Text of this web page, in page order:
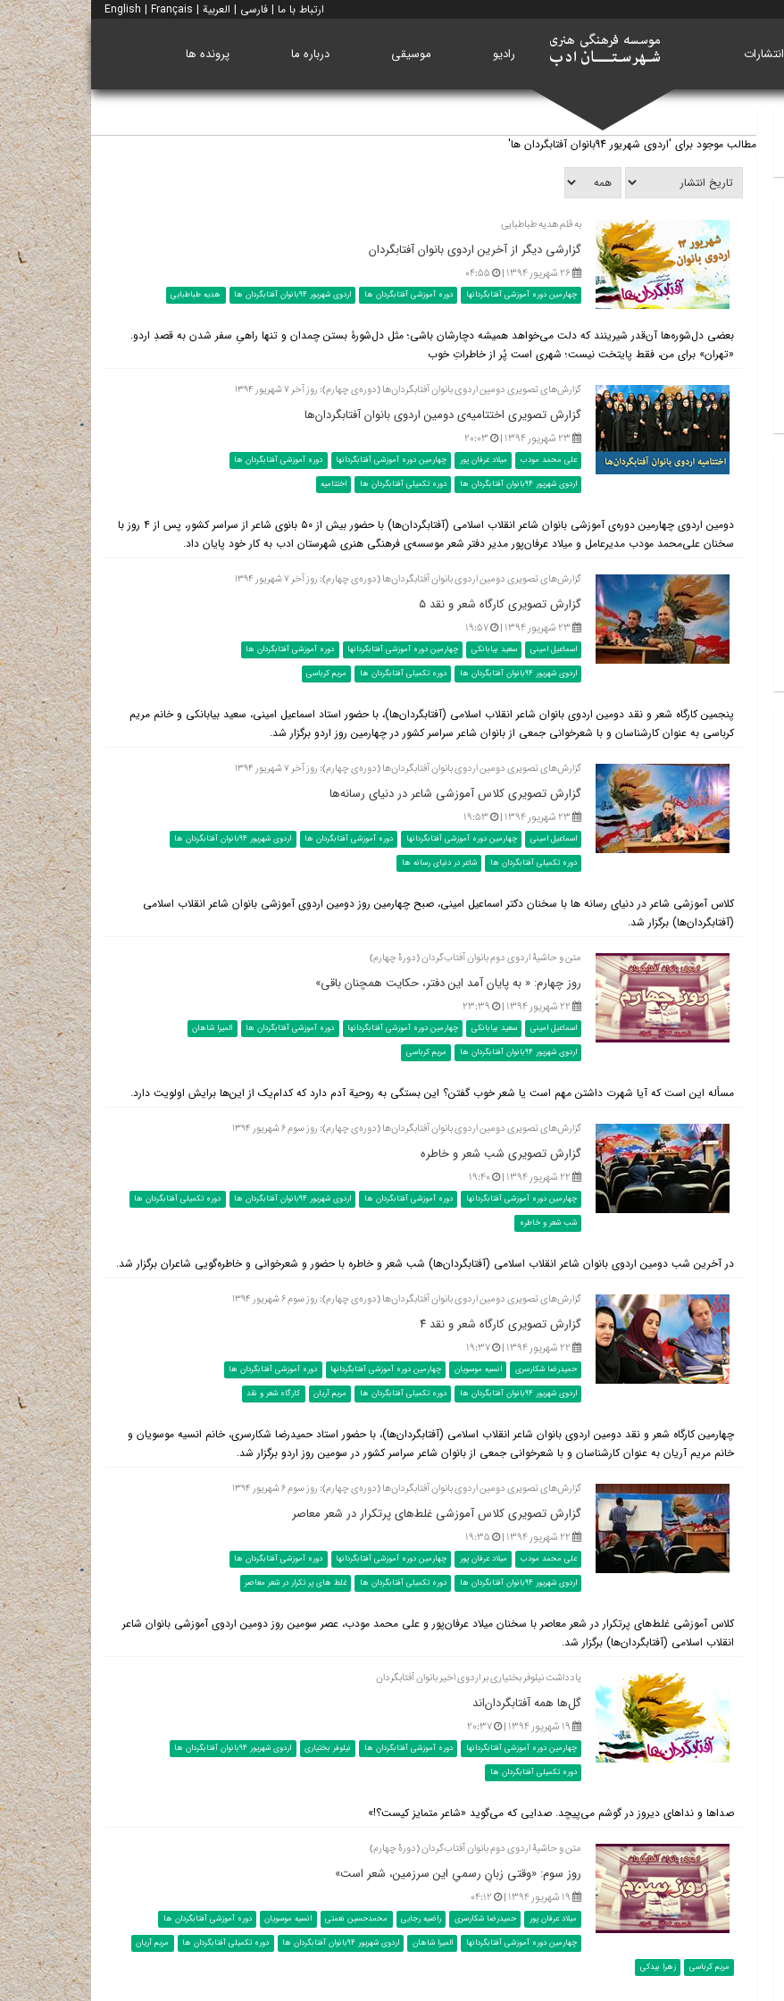
ارتباط با ما | فارسی | العربية |
English | Français
انتشارات خانه رادیو موسیقی درباره ما پرونده ها
مطالب موجود برای 'اردوی شهریور 94بانوان آفتابگردان ها'
به قلم هدیه طباطبایی
گزارشی دیگر از آخرین اردوی بانوان آفتابگردان
۲۶ شهریور ۱۳۹۴ | ۰۴:۵۵
چهارمین دوره آموزشی آفتابگردانها دوره آموزشی آفتابگردان ها اردوی شهریور 94بانوان آفتابگردان ها هدیه طباطبایی
بعضی دل‌شوره‌ها آن‌قدر شیرینند که دلت می‌خواهد همیشه دچارشان باشی؛ مثل دل‌شورۀ بستن چمدان و تنها راهیِ سفر شدن به قصدِ اردو.
«تهران» برای من، فقط پایتخت نیست؛ شهری است پُر از خاطراتِ خوب
گزارش‌های تصویری دومین اردوی بانوان آفتابگردان‌ها (دوره‌ی چهارم): روز آخر ۷ شهریور ۱۳۹۴
گزارش تصویری اختتامیه‌ی دومین اردوی بانوان آفتابگردان‌ها
۲۳ شهریور ۱۳۹۴ | ۲۰:۰۳
علی محمد مودب میلاد عرفان پور چهارمین دوره آموزشی آفتابگردانها
دوره آموزشی آفتابگردان ها
اردوی شهریور 94بانوان آفتابگردان ها
دوره تکمیلی آفتابگردان ها اختتامیه
دومین اردوی چهارمین دوره‌ی آموزشی بانوان شاعر انقلاب اسلامی (آفتابگردان‌ها) با حضور بیش از ۵۰ بانوی شاعر از سراسر کشور، پس از ۴ روز با
سخنان علی‌محمد مودب مدیرعامل و میلاد عرفان‌پور مدیر دفتر شعر موسسه‌ی فرهنگی هنری شهرستان ادب به کار خود پایان داد.
گزارش‌های تصویری دومین اردوی بانوان آفتابگردان‌ها (دوره‌ی چهارم): روز آخر ۷ شهریور ۱۳۹۴
گزارش تصویری کارگاه شعر و نقد ۵
۲۳ شهریور ۱۳۹۴ | ۱۹:۵۷
اسماعیل امینی سعید بیابانکی چهارمین دوره آموزشی آفتابگردانها
دوره آموزشی آفتابگردان ها
اردوی شهریور 94بانوان آفتابگردان ها
دوره تکمیلی آفتابگردان ها مریم کرباسی
پنجمین کارگاه شعر و نقد دومین اردوی بانوان شاعر انقلاب اسلامی (آفتابگردان‌ها)، با حضور استاد اسماعیل امینی، سعید بیابانکی و خانم مریم
کرباسی به عنوان کارشناسان و با شعرخوانی جمعی از بانوان شاعر سراسر کشور در چهارمین روز اردو برگزار شد.
گزارش‌های تصویری دومین اردوی بانوان آفتابگردان‌ها (دوره‌ی چهارم): روز آخر ۷ شهریور ۱۳۹۴
گزارش تصویری کلاس آموزشی شاعر در دنیای رسانه‌ها
۲۳ شهریور ۱۳۹۴ | ۱۹:۵۳
اسماعیل امینی چهارمین دوره آموزشی آفتابگردانها دوره آموزشی آفتابگردان ها
اردوی شهریور 94بانوان آفتابگردان ها
دوره تکمیلی آفتابگردان ها
شاعر در دنیای رسانه ها
کلاس آموزشی شاعر در دنیای رسانه ها با سخنان دکتر اسماعیل امینی، صبح چهارمین روز دومین اردوی آموزشی بانوان شاعر انقلاب اسلامی
(آفتابگردان‌ها) برگزار شد.
متن و حاشیۀ اردوی دوم بانوان آفتاب‌گردان (دورۀ چهارم)
روز چهارم: « به پایان آمد این دفتر، حکایت همچنان باقی»
۲۲ شهریور ۱۳۹۴ | ۲۳:۳۹
اسماعیل امینی سعید بیابانکی چهارمین دوره آموزشی آفتابگردانها دوره آموزشی آفتابگردان ها
المیرا شاهان
اردوی شهریور 94بانوان آفتابگردان ها
مریم کرباسی
مسأله این است که آیا شهرت داشتن مهم است یا شعر خوب گفتن؟ این بستگی به روحیة آدم دارد که کدام‌یک از این‌ها برایش اولویت دارد.
گزارش‌های تصویری دومین اردوی بانوان آفتابگردان‌ها (دوره‌ی چهارم): روز سوم ۶ شهریور ۱۳۹۴
گزارش تصویری شب شعر و خاطره
۲۲ شهریور ۱۳۹۴ | ۱۹:۴۰
چهارمین دوره آموزشی آفتابگردانها دوره آموزشی آفتابگردان ها اردوی شهریور 94بانوان آفتابگردان ها
دوره تکمیلی آفتابگردان ها
شب شعر و خاطره
در آخرین شب دومین اردوی بانوان شاعر انقلاب اسلامی (آفتابگردان‌ها) شب شعر و خاطره با حضور و شعرخوانی و خاطره‌گویی شاعران برگزار شد.
گزارش‌های تصویری دومین اردوی بانوان آفتابگردان‌ها (دوره‌ی چهارم): روز سوم ۶ شهریور ۱۳۹۴
گزارش تصویری کارگاه شعر و نقد ۴
۲۲ شهریور ۱۳۹۴ | ۱۹:۳۷
حمیدرضا شکارسری انسیه موسویان چهارمین دوره آموزشی آفتابگردانها
دوره آموزشی آفتابگردان ها
اردوی شهریور 94بانوان آفتابگردان ها
دوره تکمیلی آفتابگردان ها مریم آریان کارگاه شعر و نقد
چهارمین کارگاه شعر و نقد دومین اردوی بانوان شاعر انقلاب اسلامی (آفتابگردان‌ها)، با حضور استاد حمیدرضا شکارسری، خانم انسیه موسویان و
خانم مریم آریان به عنوان کارشناسان و با شعرخوانی جمعی از بانوان شاعر سراسر کشور در سومین روز اردو برگزار شد.
گزارش‌های تصویری دومین اردوی بانوان آفتابگردان‌ها (دوره‌ی چهارم): روز سوم ۶ شهریور ۱۳۹۴
گزارش تصویری کلاس آموزشی غلط‌های پرتکرار در شعر معاصر
۲۲ شهریور ۱۳۹۴ | ۱۹:۳۵
علی محمد مودب میلاد عرفان پور چهارمین دوره آموزشی آفتابگردانها
دوره آموزشی آفتابگردان ها
اردوی شهریور 94بانوان آفتابگردان ها
دوره تکمیلی آفتابگردان ها غلط های پر تکرار در شعر معاصر
کلاس آموزشی غلط‌های پرتکرار در شعر معاصر با سخنان میلاد عرفان‌پور و علی محمد مودب، عصر سومین روز دومین اردوی آموزشی بانوان شاعر
انقلاب اسلامی (آفتابگردان‌ها) برگزار شد.
یادداشت نیلوفر بختیاری بر اردوی اخیر بانوان آفتابگردان
گل‌ها همه آفتابگردان‌اند
۱۹ شهریور ۱۳۹۴ | ۲۰:۳۷
چهارمین دوره آموزشی آفتابگردانها دوره آموزشی آفتابگردان ها نیلوفر بختیاری
اردوی شهریور 94بانوان آفتابگردان ها
دوره تکمیلی آفتابگردان ها
صداها و نداهای دیروز در گوشم می‌پیچد. صدایی که می‌گوید «شاعر متمایز کیست؟!»
متن و حاشیۀ اردوی دوم بانوان آفتاب‌گردان (دورۀ چهارم)
روز سوم: «وقتی زبانِ رسمیِ این سرزمین، شعر است»
۱۹ شهریور ۱۳۹۴ | ۰۴:۱۲
میلاد عرفان پور حمیدرضا شکارسری راضیه رجایی محمدحسین نعمتی انسیه موسویان
دوره آموزشی آفتابگردان ها
چهارمین دوره آموزشی آفتابگردانها
المیرا شاهان اردوی شهریور 94بانوان آفتابگردان ها دوره تکمیلی آفتابگردان ها
مریم آریان
مریم کرباسی
زهرا بیدکی